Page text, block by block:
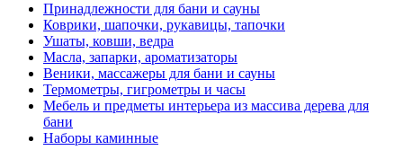
Принадлежности для бани и сауны
Коврики, шапочки, рукавицы, тапочки
Ушаты, ковши, ведра
Масла, запарки, ароматизаторы
Веники, массажеры для бани и сауны
Термометры, гигрометры и часы
Мебель и предметы интерьера из массива дерева для
бани
Наборы каминные